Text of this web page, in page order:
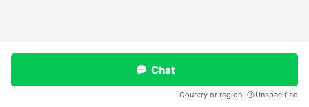
Chat
Country or region: Unspecified